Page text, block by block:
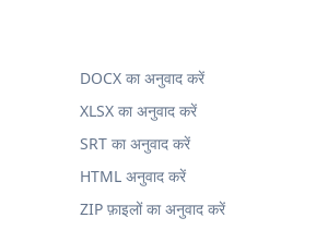
DOCX का अनुवाद करें
XLSX का अनुवाद करें
SRT का अनुवाद करें
HTML अनुवाद करें
ZIP फ़ाइलों का अनुवाद करें